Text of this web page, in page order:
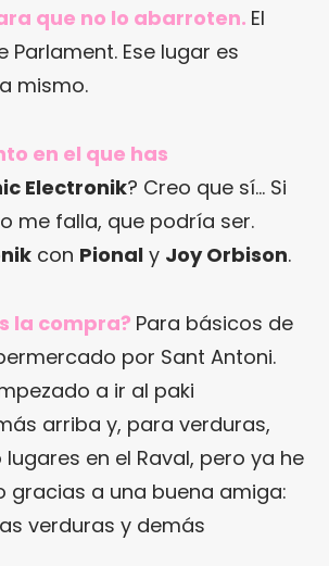
que no lo abarroten. El
Parlament. Ese lugar es
mismo.
en el que has
Electronik? Creo que sí… Si
me falla, que podría ser.
con Pional y Joy Orbison.
la compra? Para básicos de
por Sant Antoni.
a ir al paki
arriba y, para verduras,
en el Raval, pero ya he
gracias a una buena amiga:
verduras y demás